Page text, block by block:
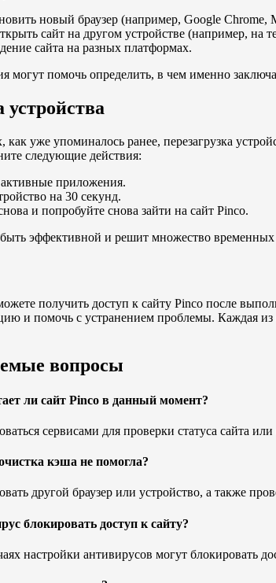
новый браузер (например, Google Chrome,
сайт на другом устройстве (например, на
сайта на разных платформах.
могут помочь определить, в чем именно
устройства
как уже упоминалось ранее, перезагрузка
следующие действия:
приложения.
на 30 секунд.
и попробуйте снова зайти на сайт Pinco.
быть эффективной и решит множество
получить доступ к сайту Pinco после
и помочь с устранением проблемы. Каждая из
вопросы
ли сайт Pinco в данный момент?
сервисами для проверки статуса сайта
кэша не помогла?
другой браузер или устройство, а также
блокировать доступ к сайту?
настройки антивирусов могут блокировать